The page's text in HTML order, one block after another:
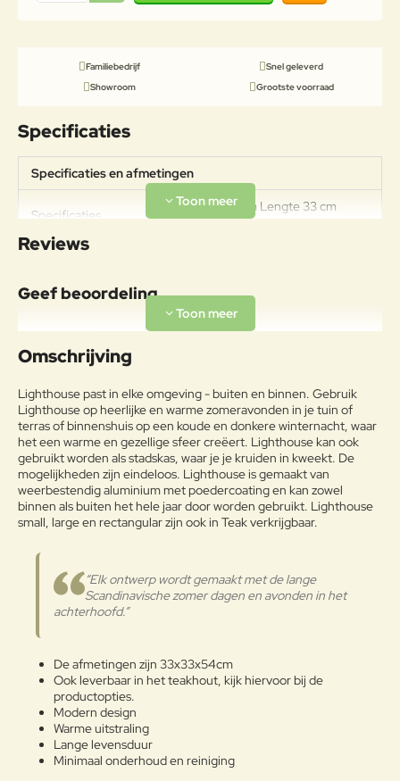
Familiebedrijf
Snel geleverd
Showroom
Grootste voorraad
Specificaties
Specificaties en afmetingen
Specificaties
Breedte 33 cm Lengte 33 cm
Reviews
Geef beoordeling
Uw naam:
g:
Note:HTML-code wordt niet vertaald!
Waardering:
Waarderin
Slecht Goed
Verder
Omschrijving
Lighthouse past in elke omgeving - buiten en binnen. Gebruik
Lighthouse op heerlijke en warme zomeravonden in je tuin of
terras of binnenshuis op een koude en donkere winternacht, waar
het een warme en gezellige sfeer creëert. Lighthouse kan ook
gebruikt worden als stadskas, waar je je kruiden in kweekt. De
mogelijkheden zijn eindeloos. Lighthouse is gemaakt van
weerbestendig aluminium met poedercoating en kan zowel
binnen als buiten het hele jaar door worden gebruikt. Lighthouse
small, large en rectangular zijn ook in Teak verkrijgbaar.
“Elk ontwerp wordt gemaakt met de lange
Scandinavische zomer dagen en avonden in het
achterhoofd.”
De afmetingen zijn 33x33x54cm
Ook leverbaar in het teakhout, kijk hiervoor bij de
productopties.
Modern design
Warme uitstraling
Lange levensduur
Minimaal onderhoud en reiniging